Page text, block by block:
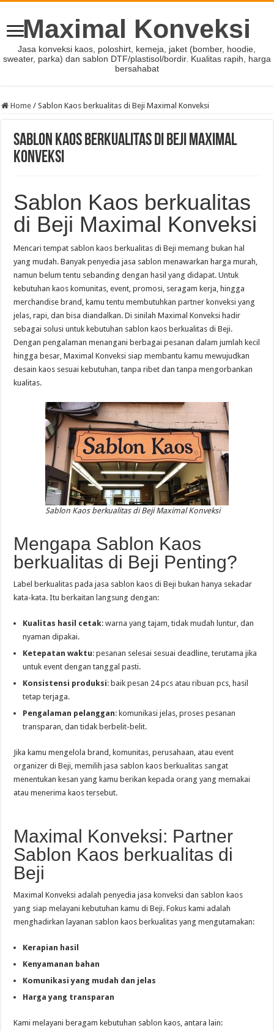
Maximal Konveksi
Jasa konveksi kaos, poloshirt, kemeja, jaket (bomber, hoodie,
sweater, parka) dan sablon DTF/plastisol/bordir. Kualitas rapih, harga
bersahabat
Home / Sablon Kaos berkualitas di Beji Maximal Konveksi
Sablon Kaos berkualitas di Beji Maximal
Konveksi
Sablon Kaos berkualitas
di Beji Maximal Konveksi
Mencari tempat sablon kaos berkualitas di Beji memang bukan hal
yang mudah. Banyak penyedia jasa sablon menawarkan harga murah,
namun belum tentu sebanding dengan hasil yang didapat. Untuk
kebutuhan kaos komunitas, event, promosi, seragam kerja, hingga
merchandise brand, kamu tentu membutuhkan partner konveksi yang
jelas, rapi, dan bisa diandalkan. Di sinilah Maximal Konveksi hadir
sebagai solusi untuk kebutuhan sablon kaos berkualitas di Beji.
Dengan pengalaman menangani berbagai pesanan dalam jumlah kecil
hingga besar, Maximal Konveksi siap membantu kamu mewujudkan
desain kaos sesuai kebutuhan, tanpa ribet dan tanpa mengorbankan
kualitas.
Sablon Kaos berkualitas di Beji Maximal Konveksi
Mengapa Sablon Kaos
berkualitas di Beji Penting?
Label berkualitas pada jasa sablon kaos di Beji bukan hanya sekadar
kata-kata. Itu berkaitan langsung dengan:
Kualitas hasil cetak: warna yang tajam, tidak mudah luntur, dan
nyaman dipakai.
Ketepatan waktu: pesanan selesai sesuai deadline, terutama jika
untuk event dengan tanggal pasti.
Konsistensi produksi: baik pesan 24 pcs atau ribuan pcs, hasil
tetap terjaga.
Pengalaman pelanggan: komunikasi jelas, proses pesanan
transparan, dan tidak berbelit-belit.
Jika kamu mengelola brand, komunitas, perusahaan, atau event
organizer di Beji, memilih jasa sablon kaos berkualitas sangat
menentukan kesan yang kamu berikan kepada orang yang memakai
atau menerima kaos tersebut.
Maximal Konveksi: Partner
Sablon Kaos berkualitas di
Beji
Maximal Konveksi adalah penyedia jasa konveksi dan sablon kaos
yang siap melayani kebutuhan kamu di Beji. Fokus kami adalah
menghadirkan layanan sablon kaos berkualitas yang mengutamakan:
Kerapian hasil
Kenyamanan bahan
Komunikasi yang mudah dan jelas
Harga yang transparan
Kami melayani beragam kebutuhan sablon kaos, antara lain: